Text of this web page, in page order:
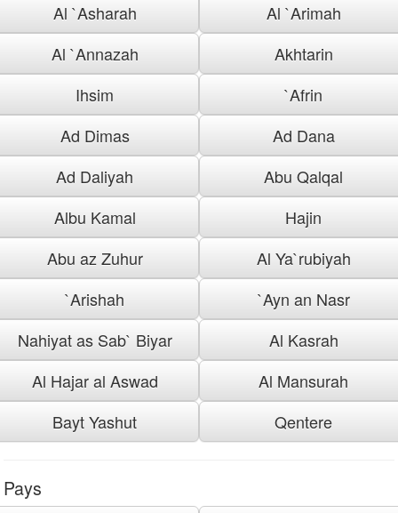
Al `Asharah
Al `Arimah
Al `Annazah
Akhtarin
Ihsim
`Afrin
Ad Dimas
Ad Dana
Ad Daliyah
Abu Qalqal
Albu Kamal
Hajin
Abu az Zuhur
Al Ya`rubiyah
`Arishah
`Ayn an Nasr
Nahiyat as Sab` Biyar
Al Kasrah
Al Hajar al Aswad
Al Mansurah
Bayt Yashut
Qentere
Pays